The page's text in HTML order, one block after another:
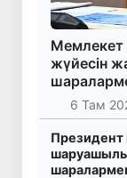
Мемлекет
жүйесін
6 Там